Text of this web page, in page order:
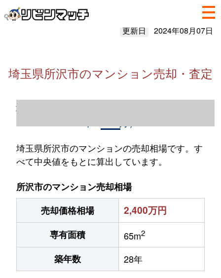
更新日 2024年08月07日
埼玉県所沢市のマンション売却・査定
埼玉県所沢市のマンション売却情報（2023
埼玉県所沢市のマンションの売却相場です。す
べて中央値をもとに算出しています。
所沢市のマンション売却相場
売却価格相場
2,400万円
専有面積 65m2
築年数 28年